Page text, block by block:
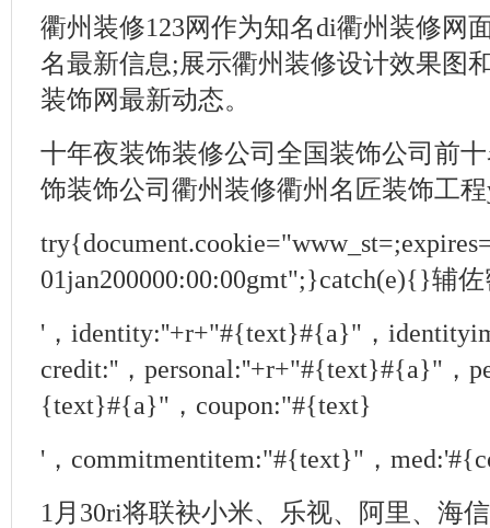
衢州装修123网作为知名di衢州装修网
名最新信息;展示衢州装修设计效果图
装饰网最新动态。
十年夜装饰装修公司全国装饰公司前
饰装饰公司衢州装修衢州名匠装饰工
01jan200000:00:00gmt";}catch(e){}辅
'，identity:''+r+"#{text}#{a}"，
credit:''，personal:''+r+"#{text}#{a}"，
{text}#{a}"，coupon:"#{text}
'，commitmentitem:"#{text}"，
1月30ri将联袂小米、乐视、阿里、海